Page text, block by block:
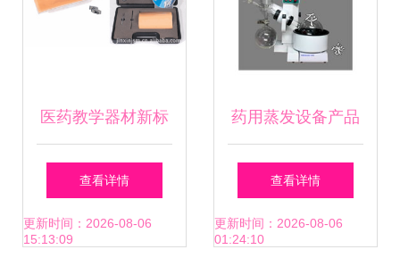
医药教学器材新标
杆 上海金馨医学高
级外科基本技能训
查看详情
更新时间：2026-08-06
15:13:09
药用蒸发设备产品
列表第11页 制药设
备网与医药教学器
查看详情
更新时间：2026-08-06
01:24:10